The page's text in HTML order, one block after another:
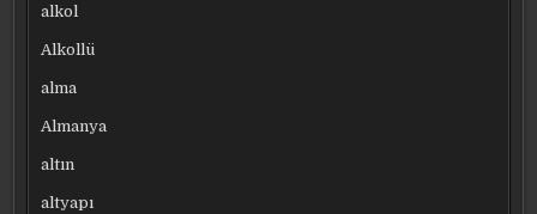
alkol
Alkollü
alma
Almanya
altın
altyapı